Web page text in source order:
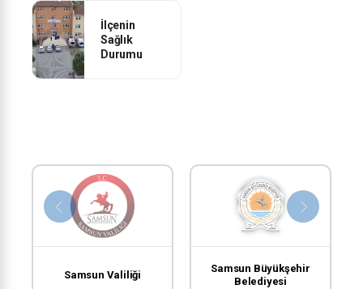
İlçenin
Sağlık
Durumu
Samsun Valiliği
Samsun Büyükşehir
Belediyesi